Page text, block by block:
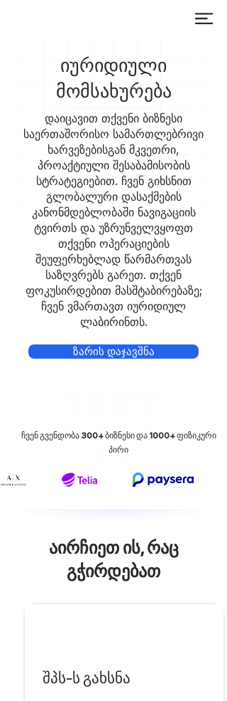
იურიდიული
მომსახურება
დაიცავით თქვენი ბიზნესი
საერთაშორისო სამართლებრივი
ხარვეზებისგან მკვეთრი,
პროაქტიული შესაბამისობის
სტრატეგიებით. ჩვენ გიხსნით
გლობალური დასაქმების
კანონმდებლობაში ნავიგაციის
ტვირთს და უზრუნველვყოფთ
თქვენი ოპერაციების
შეუფერხებლად წარმართვას
საზღვრებს გარეთ. თქვენ
ფოკუსირდებით მასშტაბირებაზე;
ჩვენ ვმართავთ იურიდიულ
ლაბირინთს.
ზარის დაჯავშნა
ჩვენ გვენდობა 300+ბიზნესი და1000+ფიზიკური
პირი
აირჩიეთ ის, რაც
გჭირდებათ
შპს-ს გახსნა